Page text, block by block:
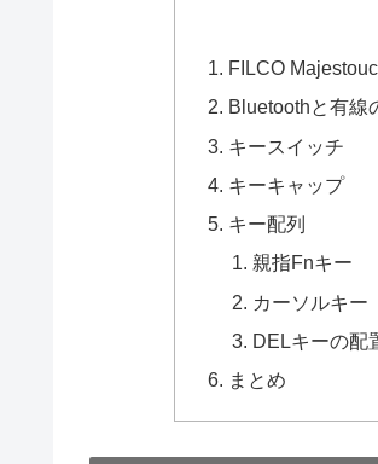
FILCO
Bluetoothと有線
キースイッチ
キーキャップ
キー配列
親指Fnキー
カーソルキー
DELキーの配
まとめ